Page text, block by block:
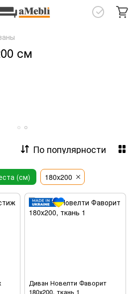
см
По популярности
(см) 180x200
Диван Новелти Фаворит
180х200, ткань 1